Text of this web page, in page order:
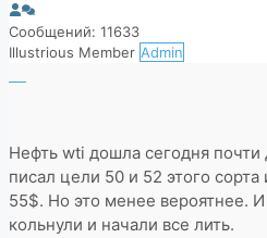
Сообщений: 11633
Illustrious Member Admin
Нефть wti дошла сегодня почти
писал цели 50 и 52 этого
55$. Но это менее вероятнее.
кольнули и начали все лить.